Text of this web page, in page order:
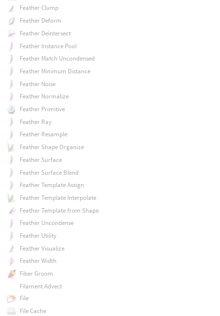
Feather Clump
Feather Deform
Feather Deintersect
Feather Instance Pool
Feather Match Uncondensed
Feather Minimum Distance
Feather Noise
Feather Normalize
Feather Primitive
Feather Ray
Feather Resample
Feather Shape Organize
Feather Surface
Feather Surface Blend
Feather Template Assign
Feather Template Interpolate
Feather Template from Shape
Feather Uncondense
Feather Utility
Feather Visualize
Feather Width
Fiber Groom
Filament Advect
File
File Cache